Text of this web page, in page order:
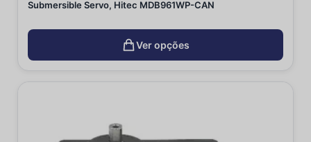
Submersible Servo, Hitec MDB961WP-CAN
Ver opções